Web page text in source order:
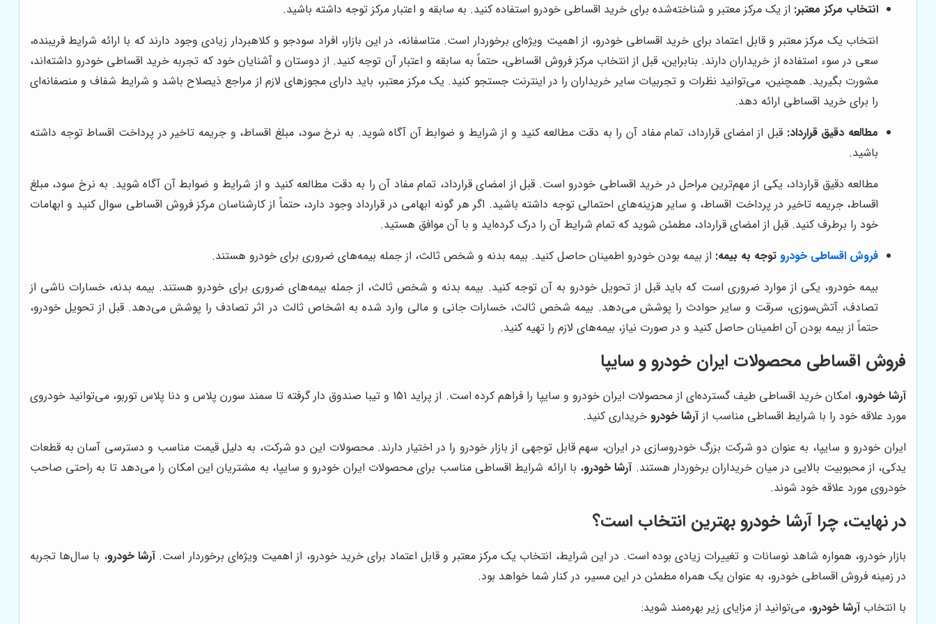
انتخاب مرکز معتبر: از یک مرکز معتبر و شناخته‌شده برای خرید اقساطی خودرو استفاده کنید. به سابقه و اعتبار مرکز توجه داشته باشید.
انتخاب یک مرکز معتبر و قابل اعتماد برای خرید اقساطی خودرو، از اهمیت ویژه‌ای برخوردار است. متاسفانه، در این بازار، افراد سودجو و کلاهبردار زیادی وجود دارند که با ارائه شرایط فریبنده،
سعی در سوء استفاده از خریداران دارند. بنابراین، قبل از انتخاب مرکز فروش اقساطی، حتماً به سابقه و اعتبار آن توجه کنید. از دوستان و آشنایان خود که تجربه خرید اقساطی خودرو داشته‌اند،
مشورت بگیرید. همچنین، می‌توانید نظرات و تجربیات سایر خریداران را در اینترنت جستجو کنید. یک مرکز معتبر، باید دارای مجوزهای لازم از مراجع ذیصلاح باشد و شرایط شفاف و منصفانه‌ای
را برای خرید اقساطی ارائه دهد.
مطالعه دقیق قرارداد: قبل از امضای قرارداد، تمام مفاد آن را به دقت مطالعه کنید و از شرایط و ضوابط آن آگاه شوید. به نرخ سود، مبلغ اقساط، و جریمه تاخیر در پرداخت اقساط توجه داشته
باشید.
مطالعه دقیق قرارداد، یکی از مهم‌ترین مراحل در خرید اقساطی خودرو است. قبل از امضای قرارداد، تمام مفاد آن را به دقت مطالعه کنید و از شرایط و ضوابط آن آگاه شوید. به نرخ سود، مبلغ
اقساط، جریمه تاخیر در پرداخت اقساط، و سایر هزینه‌های احتمالی توجه داشته باشید. اگر هر گونه ابهامی در قرارداد وجود دارد، حتماً از کارشناسان مرکز فروش اقساطی سوال کنید و ابهامات
خود را برطرف کنید. قبل از امضای قرارداد، مطمئن شوید که تمام شرایط آن را درک کرده‌اید و با آن موافق هستید.
فروش اقساطی خودرو توجه به بیمه: از بیمه بودن خودرو اطمینان حاصل کنید. بیمه بدنه و شخص ثالث، از جمله بیمه‌های ضروری برای خودرو هستند.
بیمه خودرو، یکی از موارد ضروری است که باید قبل از تحویل خودرو به آن توجه کنید. بیمه بدنه و شخص ثالث، از جمله بیمه‌های ضروری برای خودرو هستند. بیمه بدنه، خسارات ناشی از
تصادف، آتش‌سوزی، سرقت و سایر حوادث را پوشش می‌دهد. بیمه شخص ثالث، خسارات جانی و مالی وارد شده به اشخاص ثالث در اثر تصادف را پوشش می‌دهد. قبل از تحویل خودرو،
حتماً از بیمه بودن آن اطمینان حاصل کنید و در صورت نیاز، بیمه‌های لازم را تهیه کنید.
فروش اقساطی محصولات ایران خودرو و سایپا
آرشا خودرو
، امکان خرید اقساطی طیف گسترده‌ای از محصولات ایران خودرو و سایپا را فراهم کرده است. از پراید 151 و تیبا صندوق دار گرفته تا سمند سورن پلاس و دنا پلاس توربو، می‌توانید خودروی
مورد علاقه خود را با شرایط اقساطی مناسب ازآرشا خودرو خریداری کنید.
ایران خودرو و سایپا، به عنوان دو شرکت بزرگ خودروسازی در ایران، سهم قابل توجهی از بازار خودرو را در اختیار دارند. محصولات این دو شرکت، به دلیل قیمت مناسب و دسترسی آسان به قطعات
یدکی، از محبوبیت بالایی در میان خریداران برخوردار هستند.آرشا خودرو، با ارائه شرایط اقساطی مناسب برای محصولات ایران خودرو و سایپا، به مشتریان این امکان را می‌دهد تا به راحتی صاحب
خودروی مورد علاقه خود شوند.
در نهایت، چرا آرشا خودرو بهترین انتخاب است؟
بازار خودرو، همواره شاهد نوسانات و تغییرات زیادی بوده است. در این شرایط، انتخاب یک مرکز معتبر و قابل اعتماد برای خرید خودرو، از اهمیت ویژه‌ای برخوردار است.آرشا خودرو، با سال‌ها تجربه
در زمینه فروش اقساطی خودرو، به عنوان یک همراه مطمئن در این مسیر، در کنار شما خواهد بود.
با انتخابآرشا خودرو، می‌توانید از مزایای زیر بهره‌مند شوید: